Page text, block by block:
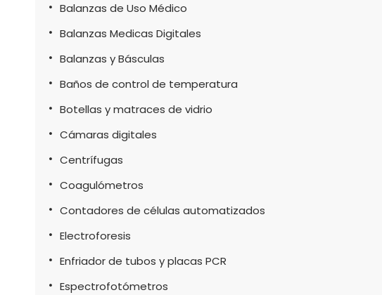
Balanzas de Uso Médico
Balanzas Medicas Digitales
Balanzas y Básculas
Baños de control de temperatura
Botellas y matraces de vidrio
Cámaras digitales
Centrífugas
Coagulómetros
Contadores de células automatizados
Electroforesis
Enfriador de tubos y placas PCR
Espectrofotómetros